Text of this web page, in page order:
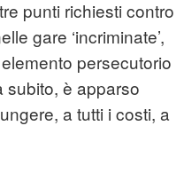
punti richiesti contro
gare ‘incriminate’,
persecutorio
subito, è apparso
a tutti i costi, a